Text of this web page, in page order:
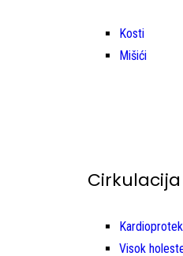
Kosti
Mišići
Cirkulacija
Visok